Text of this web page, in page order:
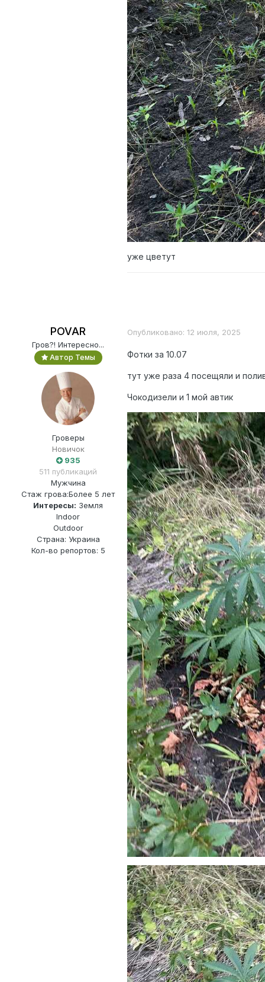
уже цветут
POVAR
Гров?! Интересно...
Автор Темы
Гроверы
Новичок
935
511 публикаций
Мужчина
Стаж грова:Более 5 лет
Интересы: Земля
Indoor
Outdoor
Страна: Украина
Кол-во репортов: 5
Опубликовано: 12 июля, 2025
Фотки за 10.07
тут уже раза 4 посещяли и
Чокодизели и 1 мой автик